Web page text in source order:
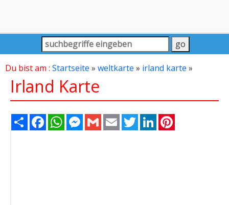
Du bist am : Startseite » weltkarte » irland karte »
Irland Karte
Share FacebookWhatsAppMessenger
Gmail Email TwitterLinkedIn